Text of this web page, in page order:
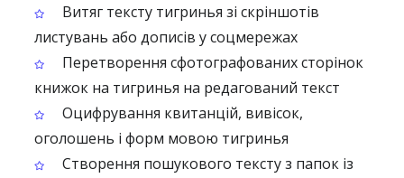
Витяг тексту тигринья зі скріншотів
листувань або дописів у соцмережах
Перетворення сфотографованих сторінок
книжок на тигринья на редагований текст
Оцифрування квитанцій, вивісок,
оголошень і форм мовою тигринья
Створення пошукового тексту з папок із